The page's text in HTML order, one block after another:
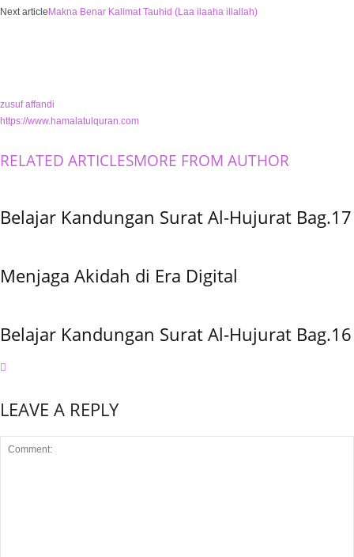
Next articleMakna Benar Kalimat Tauhid (Laa ilaaha illallah)
zusuf affandi
https://www.hamalatulquran.com
RELATED ARTICLESMORE FROM AUTHOR
Belajar Kandungan Surat Al-Hujurat Bag.17
Menjaga Akidah di Era Digital
Belajar Kandungan Surat Al-Hujurat Bag.16
LEAVE A REPLY